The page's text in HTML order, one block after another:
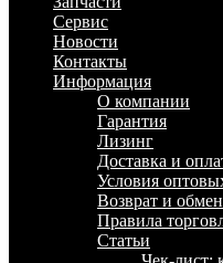
Сервис
Новости
Контакты
Информация
О компании
Гарантия
Лизинг
Доставка и
Условия
Возврат и
Правила
Статьи